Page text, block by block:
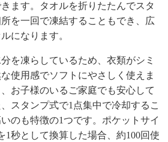
ます。タオルを折りたたんでスタ
を一回で凍結することもでき、広
になります。
を凍らしているため、衣類がシミ
使用感でソフトにやさしく使えま
お子様のいるご家庭でも安心して
スタンプ式で1点集中で冷却するこ
のも特徴の1つです。ポケットサイ
1秒として換算した場合、約100回使